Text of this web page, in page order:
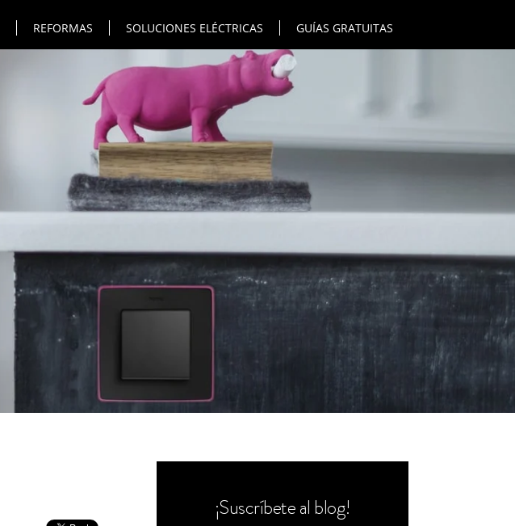
REFORMAS SOLUCIONES ELÉCTRICAS GUÍAS GRATUITAS
¡Suscríbete al blog!